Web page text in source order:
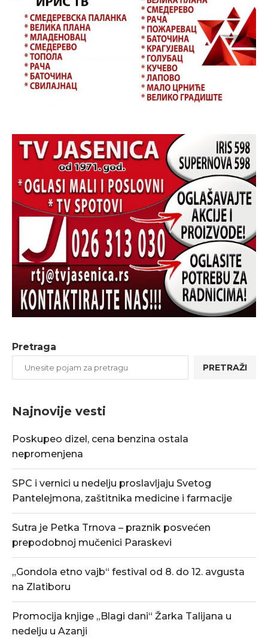
Pretraga
PRETRAŽI
Najnovije vesti
Poskupeo dizel, cena benzina ostala
nepromenjena
SPC i vernici u nedelju proslavljaju Svetog
Pantelejmona, zaštitnika medicine i farmacije
Sutra je Petka Trnova – praznik posvećen
prepodobnoj mučenici Paraskevi
„Gondola etno vajb“ festival od 8. do 12. avgusta
na Zlatiboru
Promocija knjige „Blagi dani“ Žarka Talijana u
nedelju u Azanji